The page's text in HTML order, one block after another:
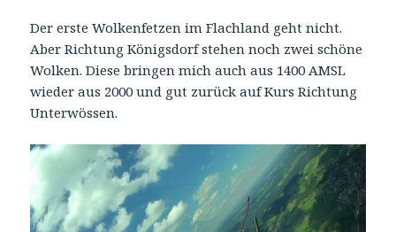
Der erste Wolkenfetzen im Flachland geht nicht.
Aber Richtung Königsdorf stehen noch zwei schöne
Wolken. Diese bringen mich auch aus 1400 AMSL
wieder aus 2000 und gut zurück auf Kurs Richtung
Unterwössen.